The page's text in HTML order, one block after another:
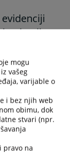
institucijama
mogu
vašeg
varijable o
i bez njih web
obimu, dok
stvari (npr.
pravo na